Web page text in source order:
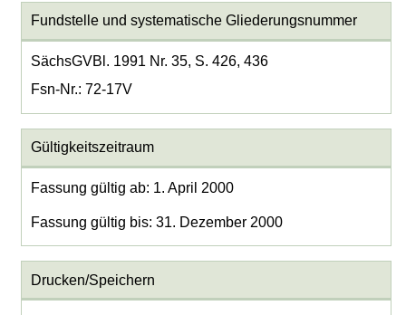
Fundstelle und systematische Gliederungsnummer
SächsGVBl. 1991 Nr. 35, S. 426, 436
Fsn-Nr.: 72-17V
Gültigkeitszeitraum
Fassung gültig ab: 1. April 2000
Fassung gültig bis: 31. Dezember 2000
Drucken/Speichern